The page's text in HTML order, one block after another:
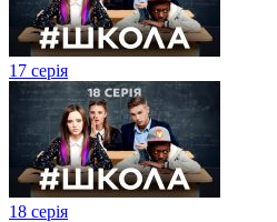
17 серія
18 серія